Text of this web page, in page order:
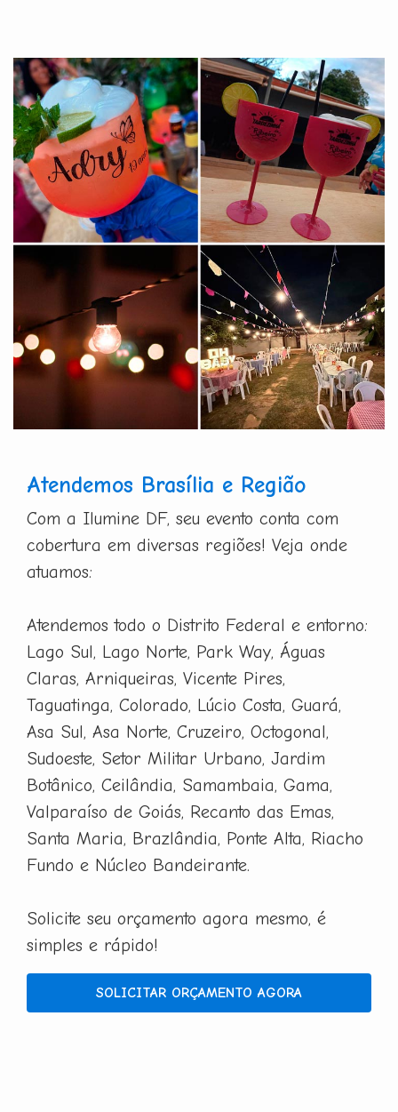
Atendemos Brasília e Região
Com a Ilumine DF, seu evento conta com
cobertura em diversas regiões! Veja onde
atuamos:
Atendemos todo o Distrito Federal e entorno:
Lago Sul, Lago Norte, Park Way, Águas
Claras, Arniqueiras, Vicente Pires,
Taguatinga, Colorado, Lúcio Costa, Guará,
Asa Sul, Asa Norte, Cruzeiro, Octogonal,
Sudoeste, Setor Militar Urbano, Jardim
Botânico, Ceilândia, Samambaia, Gama,
Valparaíso de Goiás, Recanto das Emas,
Santa Maria, Brazlândia, Ponte Alta, Riacho
Fundo e Núcleo Bandeirante.
Solicite seu orçamento agora mesmo, é
simples e rápido!
SOLICITAR ORÇAMENTO AGORA